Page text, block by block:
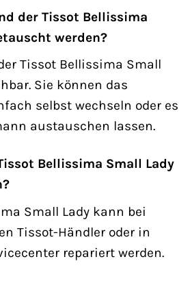
der Tissot Bellissima
werden?
Tissot Bellissima Small
Sie können das
selbst wechseln oder es
austauschen lassen.
Bellissima Small Lady
Small Lady kann bei
Tissot-Händler oder in
repariert werden.